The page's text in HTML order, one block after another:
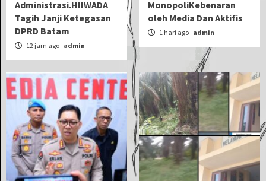
Administrasi.HIIWADA
Tagih Janji Ketegasan
DPRD Batam
12 jam ago admin
MonopoliKebenaran
oleh Media Dan Aktifis
1 hari ago admin